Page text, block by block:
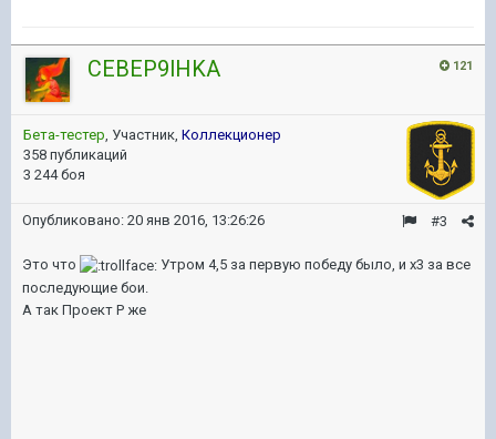
121
CEBEP9lHKA
Бета-тестер, Участник, Коллекционер
358 публикаций
3 244 боя
#3
Опубликовано: 20 янв 2016, 13:26:26
Это что
Утром 4,5 за первую победу было, и х3 за все
последующие бои.
А так Проект Р же